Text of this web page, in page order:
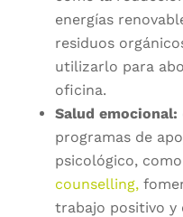
energías
residuos
utilizarlo para
oficina.
Salud emocional:
programas de
psicológico,
counselling,
trabajo positivo y